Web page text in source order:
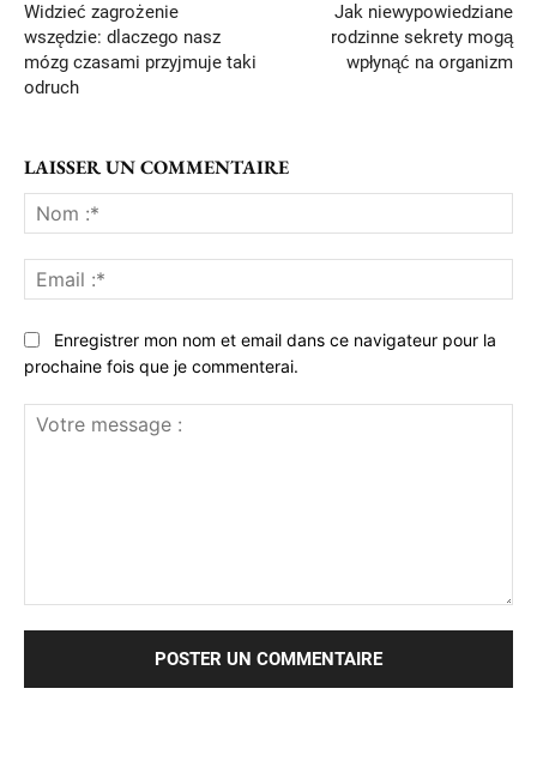
Widzieć zagrożenie
wszędzie: dlaczego nasz
mózg czasami przyjmuje taki
odruch
Jak niewypowiedziane
rodzinne sekrety mogą
wpłynąć na organizm
LAISSER UN COMMENTAIRE
:*
:*
Enregistrer mon nom et email dans ce navigateur pour la
prochaine fois que je commenterai.